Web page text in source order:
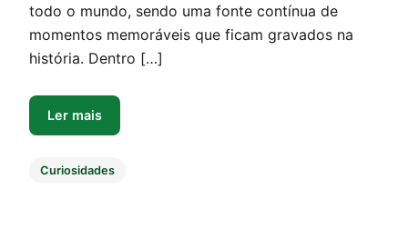
todo o mundo, sendo uma fonte contínua de
momentos memoráveis que ficam gravados na
história. Dentro […]
Ler mais
Curiosidades